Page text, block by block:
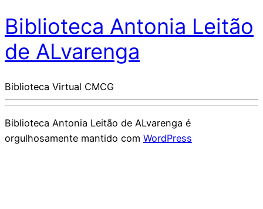
Biblioteca Antonia Leitão
de ALvarenga
Biblioteca Virtual CMCG
Biblioteca Antonia Leitão de ALvarenga é
orgulhosamente mantido com WordPress